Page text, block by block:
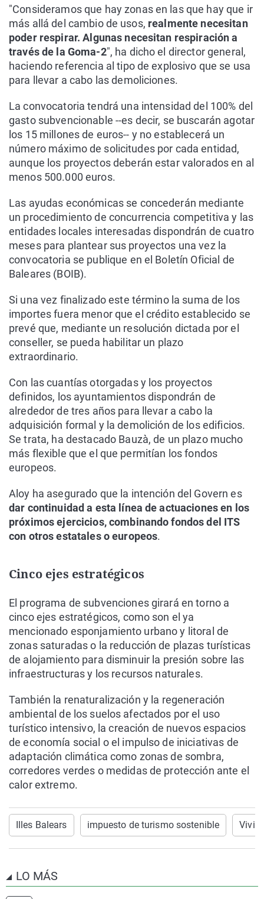
"Consideramos que hay zonas en las que hay que ir
más allá del cambio de usos, realmente necesitan
poder respirar. Algunas necesitan respiración a
través de la Goma-2", ha dicho el director general,
haciendo referencia al tipo de explosivo que se usa
para llevar a cabo las demoliciones.
La convocatoria tendrá una intensidad del 100% del
gasto subvencionable --es decir, se buscarán agotar
los 15 millones de euros-- y no establecerá un
número máximo de solicitudes por cada entidad,
aunque los proyectos deberán estar valorados en al
menos 500.000 euros.
Las ayudas económicas se concederán mediante
un procedimiento de concurrencia competitiva y las
entidades locales interesadas dispondrán de cuatro
meses para plantear sus proyectos una vez la
convocatoria se publique en el Boletín Oficial de
Baleares (BOIB).
Si una vez finalizado este término la suma de los
importes fuera menor que el crédito establecido se
prevé que, mediante un resolución dictada por el
conseller, se pueda habilitar un plazo
extraordinario.
Con las cuantías otorgadas y los proyectos
definidos, los ayuntamientos dispondrán de
alrededor de tres años para llevar a cabo la
adquisición formal y la demolición de los edificios.
Se trata, ha destacado Bauzà, de un plazo mucho
más flexible que el que permitían los fondos
europeos.
Aloy ha asegurado que la intención del Govern es
dar continuidad a esta línea de actuaciones en los
próximos ejercicios, combinando fondos del ITS
con otros estatales o europeos.
Cinco ejes estratégicos
El programa de subvenciones girará en torno a
cinco ejes estratégicos, como son el ya
mencionado esponjamiento urbano y litoral de
zonas saturadas o la reducción de plazas turísticas
de alojamiento para disminuir la presión sobre las
infraestructuras y los recursos naturales.
También la renaturalización y la regeneración
ambiental de los suelos afectados por el uso
turístico intensivo, la creación de nuevos espacios
de economía social o el impulso de iniciativas de
adaptación climática como zonas de sombra,
corredores verdes o medidas de protección ante el
calor extremo.
Illes Balears impuesto de turismo sostenible
LO MÁS